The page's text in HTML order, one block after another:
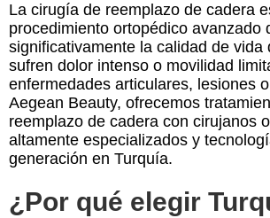
La cirugía de reemplazo de cadera
procedimiento ortopédico avanzado
significativamente la calidad de vida
sufren dolor intenso o movilidad
enfermedades articulares, lesiones
Aegean Beauty, ofrecemos
reemplazo de cadera con cirujanos
altamente especializados y
generación en Turquía.
¿Por qué elegir